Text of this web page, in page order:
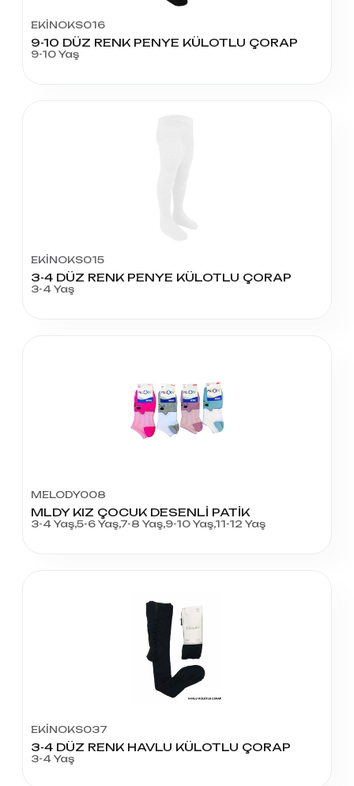
EKİNOKS016
9-10 DÜZ RENK PENYE KÜLOTLU ÇORAP
9-10 Yaş
EKİNOKS015
3-4 DÜZ RENK PENYE KÜLOTLU ÇORAP
3-4 Yaş
MELODY008
MLDY KIZ ÇOCUK DESENLİ PATİK
3-4 Yaş,5-6 Yaş,7-8 Yaş,9-10 Yaş,11-12 Yaş
EKİNOKS037
3-4 DÜZ RENK HAVLU KÜLOTLU ÇORAP
3-4 Yaş